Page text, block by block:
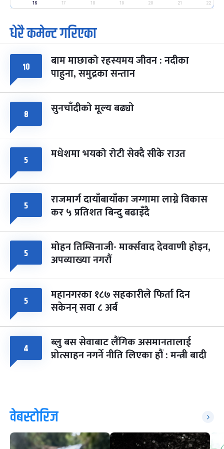
मंगल फाल्गुन २५, २०८३ Mar 9, 2027
७
आइत
पूर्णिमा व्रत
चैत्र ७, २०८३-Mar 21, 2027
८ फागुपूर्णिमा
चैत्र ८, २०८३- Mar 22, 2027
७ महिना बाँकी
16 17 18 19 20 21 22
धेरै कमेन्ट गरिएका
१० बाम माछाको रहस्यमय जीवन : नदीका
पाहुना, समुद्रका सन्तान
८ सुनचाँदीको मूल्य बढ्यो
५ मधेशमा भयको रोटी सेक्दै सीके राउत
५ राजमार्ग दायाँबायाँका जग्गामा लाग्ने विकास
कर ५ प्रतिशत बिन्दु बढाइँदै
५ मोहन तिम्सिनाजी- मार्क्सवाद देववाणी होइन,
अपव्याख्या नगरौं
५ महानगरका १८७ सहकारीले फिर्ता दिन
सकेनन् सवा ८ अर्ब
४ ब्लु बस सेवाबाट लैंगिक असमानतालाई
प्रोत्साहन नगर्ने नीति लिएका हौं : मन्त्री बादी
वेबस्टोरिज